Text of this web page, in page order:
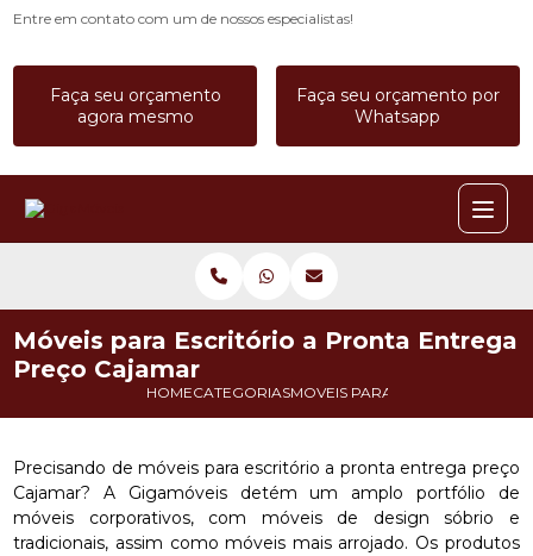
Entre em contato com um de nossos especialistas!
Faça seu orçamento
agora mesmo
Faça seu orçamento por
Whatsapp
HOMECATEGORIASMOVEIS PARA
Móveis para Escritório a Pronta Entrega
Preço Cajamar
Precisando de móveis para escritório a pronta entrega preço
Cajamar? A Gigamóveis detém um amplo portfólio de
móveis corporativos, com móveis de design sóbrio e
tradicionais, assim como móveis mais arrojado. Os produtos